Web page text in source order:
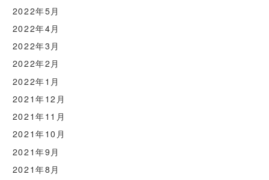
2022年5月
2022年4月
2022年3月
2022年2月
2022年1月
2021年12月
2021年11月
2021年10月
2021年9月
2021年8月